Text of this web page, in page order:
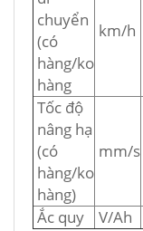
chuyển
(có
hàng/ko
hàng
km/h
Tốc độ
nâng hạ
(có
hàng/ko
hàng)
mm/s
Ắc quy V/Ah